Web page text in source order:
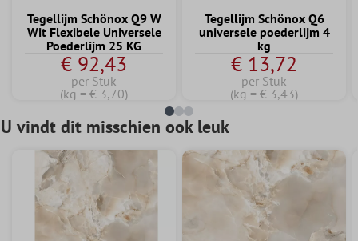
Tegellijm Schönox Q9 W
Wit Flexibele Universele
Poederlijm 25 KG
€ 92,43
per Stuk
(kg = € 3,70)
Tegellijm Schönox Q6
universele poederlijm 4
kg
€ 13,72
per Stuk
(kg = € 3,43)
U vindt dit misschien ook leuk